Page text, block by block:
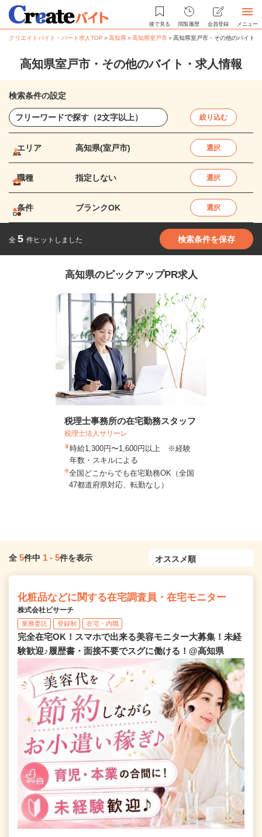
後で見る 閲覧履歴 会員登録 メニュー
クリエイトバイト・パート求人TOP ＞高知県＞高知県室戸市＞高知県室戸市・その他のバイト
高知県室戸市・その他のバイト・求人情報
検索条件の設定
絞り込む
エリア 高知県(室戸市) 選択
職種 指定しない 選択
条件 ブランクOK 選択
全 5 件ヒットしました 検索条件を保存
高知県のピックアップPR求人
税理士事務所の在宅勤務スタッフ
税理士法人サリーレ
時給1,300円〜1,600円以上 ※経験
年数・スキルによる
全国どこからでも在宅勤務OK（全国
47都道府県対応、転勤なし）
全 5件中 1 - 5件を表示
化粧品などに関する在宅調査員・在宅モニター
株式会社ビサーチ
業務委託 登録制 在宅・内職
完全在宅OK！スマホで出来る美容モニター大募集！未経
験歓迎♪履歴書・面接不要でスグに働ける！@高知県